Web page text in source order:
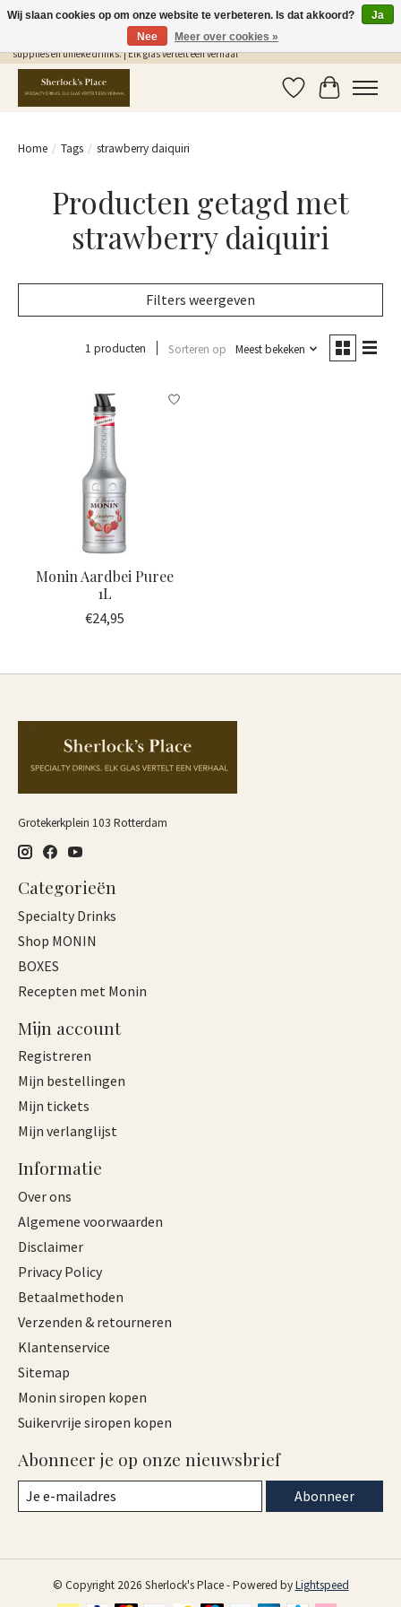
Gratis Verzending in NL vanaf €75,- | Sherlocks Place: dé plek voor MONIN siropen, bar
supplies en unieke drinks. | Elk glas vertelt een verhaal
Verlanglijst
Home / Tags / strawberry daiquiri
Producten getagd met
strawberry daiquiri
Filters weergeven
1 producten Sorteren op Meest bekeken
Monin Aardbei Puree
1L
€24,95
Grotekerkplein 103 Rotterdam
Categorieën
Specialty Drinks
Shop MONIN
BOXES
Recepten met Monin
Mijn account
Registreren
Mijn bestellingen
Mijn tickets
Mijn verlanglijst
Informatie
Over ons
Algemene voorwaarden
Disclaimer
Privacy Policy
Betaalmethoden
Verzenden & retourneren
Klantenservice
Sitemap
Monin siropen kopen
Suikervrije siropen kopen
Abonneer je op onze nieuwsbrief
Abonneer
© Copyright 2026 Sherlock's Place - Powered byLightspeed
Wij slaan cookies op om onze website te verbeteren. Is dat akkoord?
Ja
Nee
Meer over cookies »